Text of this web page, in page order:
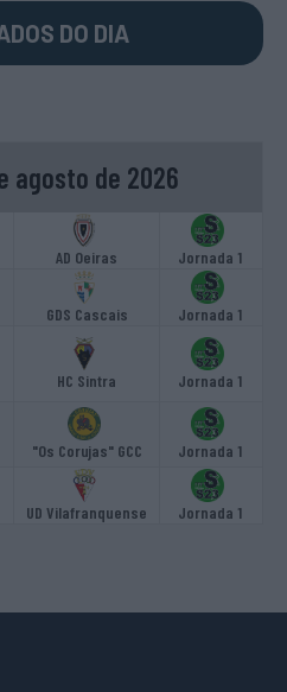
DO DIA
agosto de 2026
AD Oeiras
Jornada 1
GDS Cascais Jornada 1
HC Sintra Jornada 1
"Os Corujas" GCC Jornada 1
UD Vilafranquense Jornada 1